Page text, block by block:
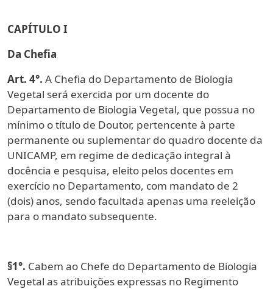
CAPÍTULO I
Da Chefia
Art. 4°. A Chefia do Departamento de Biologia
Vegetal será exercida por um docente do
Departamento de Biologia Vegetal, que possua no
mínimo o título de Doutor, pertencente à parte
permanente ou suplementar do quadro docente da
UNICAMP, em regime de dedicação integral à
docência e pesquisa, eleito pelos docentes em
exercício no Departamento, com mandato de 2
(dois) anos, sendo facultada apenas uma reeleição
para o mandato subsequente.
§1°. Cabem ao Chefe do Departamento de Biologia
Vegetal as atribuições expressas no Regimento